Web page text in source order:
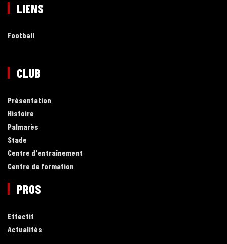
LIENS
Football
CLUB
Présentation
Histoire
Palmarès
Stade
Centre d'entraînement
Centre de formation
PROS
Effectif
Actualités